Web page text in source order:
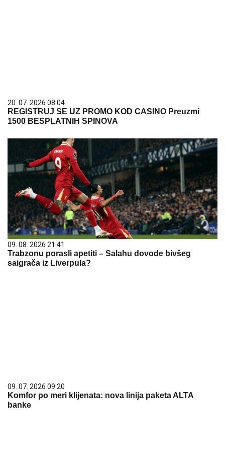
20. 07. 2026 08:04
REGISTRUJ SE UZ PROMO KOD CASINO Preuzmi
1500 BESPLATNIH SPINOVA
09. 08. 2026 21:41
Trabzonu porasli apetiti – Salahu dovode bivšeg
saigrača iz Liverpula?
09. 07. 2026 09:20
Komfor po meri klijenata: nova linija paketa ALTA
banke